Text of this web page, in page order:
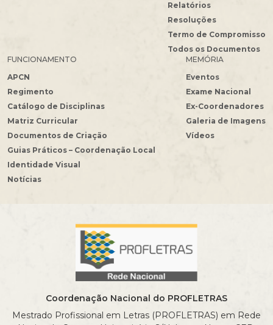
Relatórios
Resoluções
Termo de Compromisso
Todos os Documentos
FUNCIONAMENTO
APCN
Regimento
Catálogo de Disciplinas
Matriz Curricular
Documentos de Criação
Guias Práticos – Coordenação Local
Identidade Visual
MEMÓRIA
Eventos
Exame Nacional
Ex-Coordenadores
Galeria de Imagens
Vídeos
Notícias
Coordenação Nacional do PROFLETRAS
Mestrado Profissional em Letras (PROFLETRAS) em Rede